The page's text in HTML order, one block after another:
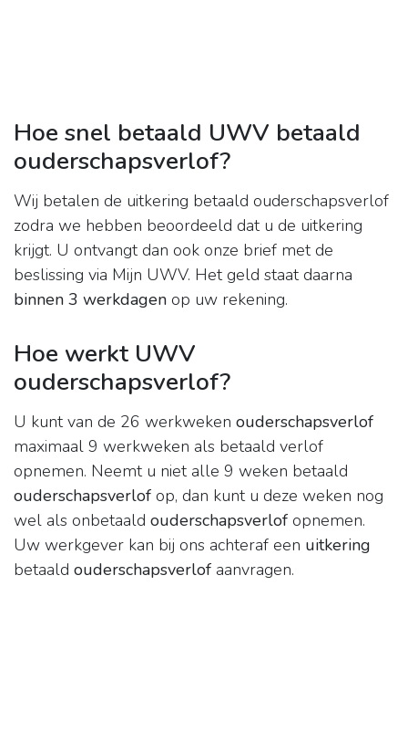
Hoe snel betaald UWV betaald
ouderschapsverlof?
Wij betalen de uitkering betaald ouderschapsverlof
zodra we hebben beoordeeld dat u de uitkering
krijgt. U ontvangt dan ook onze brief met de
beslissing via Mijn UWV. Het geld staat daarna
binnen 3 werkdagen op uw rekening.
Hoe werkt UWV
ouderschapsverlof?
U kunt van de 26 werkweken ouderschapsverlof
maximaal 9 werkweken als betaald verlof
opnemen. Neemt u niet alle 9 weken betaald
ouderschapsverlof op, dan kunt u deze weken nog
wel als onbetaald ouderschapsverlof opnemen.
Uw werkgever kan bij ons achteraf een uitkering
betaald ouderschapsverlof aanvragen.